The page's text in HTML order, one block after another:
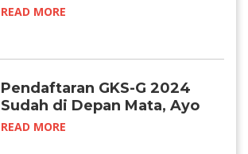
READ MORE
Pendaftaran GKS-G 2024
Sudah di Depan Mata, Ayo
Persiapkan Diri!
READ MORE